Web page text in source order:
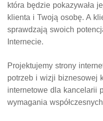
która będzie pokazywała
klienta i Twoją osobę. A
sprawdzają swoich
Internecie.
Projektujemy strony
potrzeb i wizji biznesowej
internetowe dla kancelarii
wymagania